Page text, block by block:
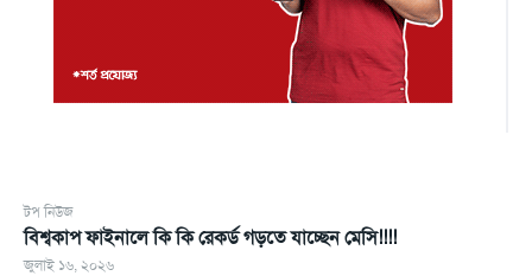
টপ নিউজ
বিশ্বকাপ ফাইনালে কি কি রেকর্ড গড়তে যাচ্ছেন মেসি!!!!
জুলাই ১৬, ২০২৬